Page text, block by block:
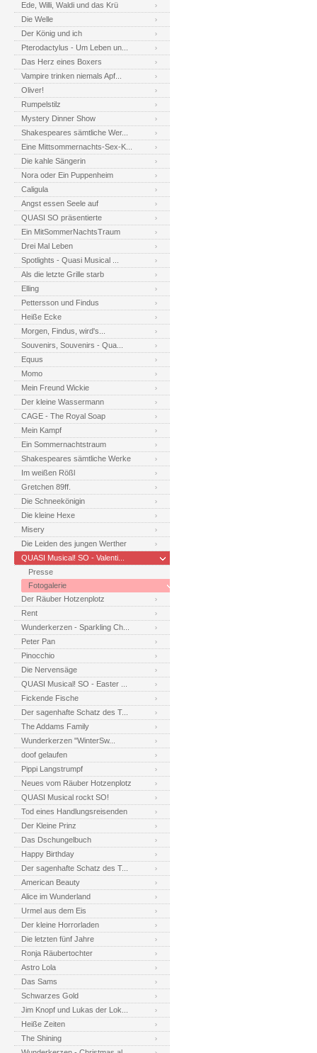
Ede, Willi, Waldi und das Krü
Die Welle
Der König und ich
Pterodactylus - Um Leben un...
Das Herz eines Boxers
Vampire trinken niemals Apf...
Oliver!
Rumpelstilz
Mystery Dinner Show
Shakespeares sämtliche Wer...
Eine Mittsommernachts-Sex-K...
Die kahle Sängerin
Nora oder Ein Puppenheim
Caligula
Angst essen Seele auf
QUASI SO präsentierte
Ein MitSommerNachtsTraum
Drei Mal Leben
Spotlights - Quasi Musical ...
Als die letzte Grille starb
Elling
Pettersson und Findus
Heiße Ecke
Morgen, Findus, wird's...
Souvenirs, Souvenirs - Qua...
Equus
Momo
Mein Freund Wickie
Der kleine Wassermann
CAGE - The Royal Soap
Mein Kampf
Ein Sommernachtstraum
Shakespeares sämtliche Werke
Im weißen Rößl
Gretchen 89ff.
Die Schneekönigin
Die kleine Hexe
Misery
Die Leiden des jungen Werther
QUASI Musical! SO - Valenti...
Presse
Fotogalerie
Der Räuber Hotzenplotz
Rent
Wunderkerzen - Sparkling Ch...
Peter Pan
Pinocchio
Die Nervensäge
QUASI Musical! SO - Easter ...
Fickende Fische
Der sagenhafte Schatz des T...
The Addams Family
Wunderkerzen "WinterSw...
doof gelaufen
Pippi Langstrumpf
Neues vom Räuber Hotzenplotz
QUASI Musical rockt SO!
Tod eines Handlungsreisenden
Der Kleine Prinz
Das Dschungelbuch
Happy Birthday
Der sagenhafte Schatz des T...
American Beauty
Alice im Wunderland
Urmel aus dem Eis
Der kleine Horrorladen
Die letzten fünf Jahre
Ronja Räubertochter
Astro Lola
Das Sams
Schwarzes Gold
Jim Knopf und Lukas der Lok...
Heiße Zeiten
The Shining